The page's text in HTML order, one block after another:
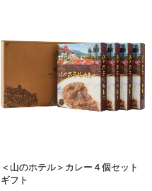
＜山のホテル＞カレー４個セット
ギフト